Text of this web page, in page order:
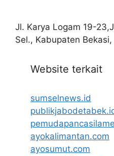
Jl. Karya Logam 19-
Sel., Kabupaten
Website terkait
sumselnews.id
ayokalimantan.com
ayosumut.com